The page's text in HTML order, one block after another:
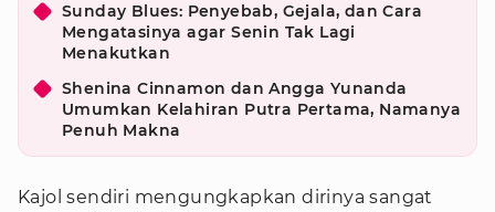
Sunday Blues: Penyebab, Gejala, dan Cara
Mengatasinya agar Senin Tak Lagi
Menakutkan
Shenina Cinnamon dan Angga Yunanda
Umumkan Kelahiran Putra Pertama, Namanya
Penuh Makna
Kajol sendiri mengungkapkan dirinya sangat